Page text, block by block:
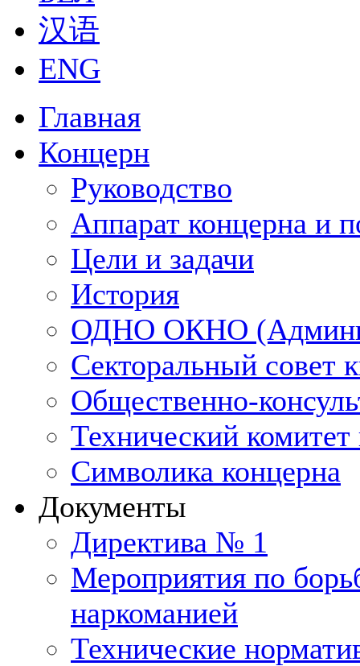
汉语
ENG
Главная
Концерн
Руководство
Аппарат концерна и
Цели и задачи
История
ОДНО ОКНО
Секторальный совет
Общественно-
Технический
Символика концерна
Документы
Директива № 1
Мероприятия по
наркоманией
Технические